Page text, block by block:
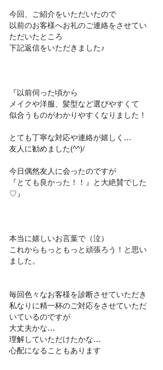
今回、ご紹介をいただいたので
以前のお客様へお礼のご連絡をさせてい
ただいたところ
下記返信をいただきました♪
『以前伺った頃から
メイクや洋服、髪型など選びやすくて
似合うものがわかりやすくなりました！
とても丁寧な対応や連絡が嬉しく…
友人に勧めました(^^)/
今日偶然友人に会ったのですが
『とても良かった！！』と大絶賛でした
♡』
本当に嬉しいお言葉で（泣）
これからもっともっと頑張ろう！と思い
ました。
毎回色々なお客様を診断させていただき
私なりに精一杯のご対応をさせていただ
いているのですが
大丈夫かな…
理解していただけたかな…
心配になることもあります